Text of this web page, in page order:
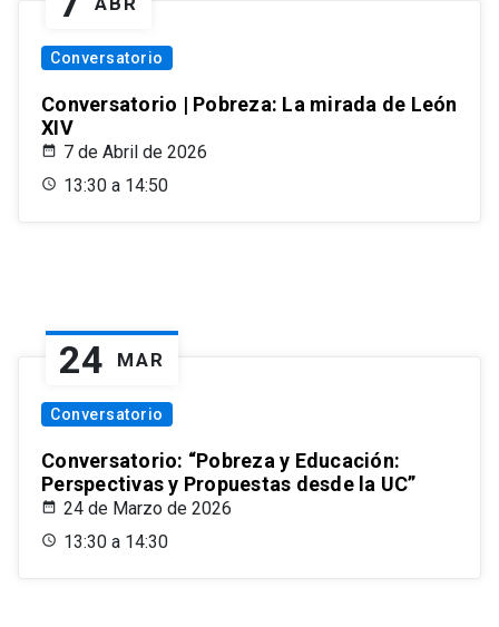
Conversatorio
Conversatorio | Pobreza: La mirada de León
XIV
7 de Abril de 2026
13:30 a 14:50
24 MAR
Conversatorio
Conversatorio: “Pobreza y Educación:
Perspectivas y Propuestas desde la UC”
24 de Marzo de 2026
13:30 a 14:30